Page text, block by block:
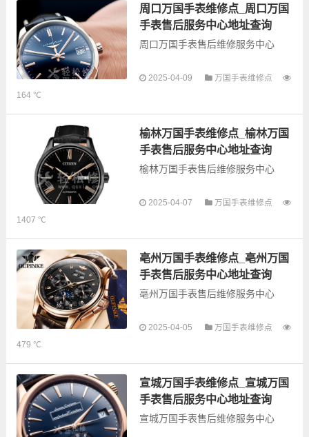
务，为了享受优质的...
周口万国手表维修点_周口万国
手表售后服务中心地址查询
周口万国手表售后维修服务中心
以下是古锋网为您整理的周口万国
的故障检测维修，手表保养等业
务，为了享受优质的...
2025-04-09
万国手表维修点
164 ℃
榆林万国手表维修点_榆林万国
手表售后服务中心地址查询
榆林万国手表售后维修服务中心
以下是古锋网为您整理的榆林万国
的故障检测维修，手表保养等业
务，为了享受优质的...
2025-04-07
万国手表维修点
1407 ℃
亳州万国手表维修点_亳州万国
手表售后服务中心地址查询
亳州万国手表售后维修服务中心
以下是古锋网为您整理的亳州万国
的故障检测维修，手表保养等业
务，为了享受优质的...
2025-04-05
万国手表维修点
479 ℃
宣城万国手表维修点_宣城万国
手表售后服务中心地址查询
宣城万国手表售后维修服务中心